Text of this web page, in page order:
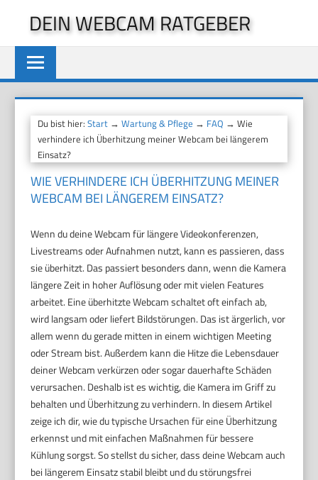
springen
DEIN WEBCAM RATGEBER
Du bist hier:Start →Wartung & Pflege → FAQ → Wie
verhindere ich Überhitzung meiner Webcam bei längerem
Einsatz?
WIE VERHINDERE ICH ÜBERHITZUNG MEINER
WEBCAM BEI LÄNGEREM EINSATZ?
Wenn du deine Webcam für längere Videokonferenzen,
Livestreams oder Aufnahmen nutzt, kann es passieren, dass
sie überhitzt. Das passiert besonders dann, wenn die Kamera
längere Zeit in hoher Auflösung oder mit vielen Features
arbeitet. Eine überhitzte Webcam schaltet oft einfach ab,
wird langsam oder liefert Bildstörungen. Das ist ärgerlich, vor
allem wenn du gerade mitten in einem wichtigen Meeting
oder Stream bist. Außerdem kann die Hitze die Lebensdauer
deiner Webcam verkürzen oder sogar dauerhafte Schäden
verursachen. Deshalb ist es wichtig, die Kamera im Griff zu
behalten und Überhitzung zu verhindern. In diesem Artikel
zeige ich dir, wie du typische Ursachen für eine Überhitzung
erkennst und mit einfachen Maßnahmen für bessere
Kühlung sorgst. So stellst du sicher, dass deine Webcam auch
bei längerem Einsatz stabil bleibt und du störungsfrei